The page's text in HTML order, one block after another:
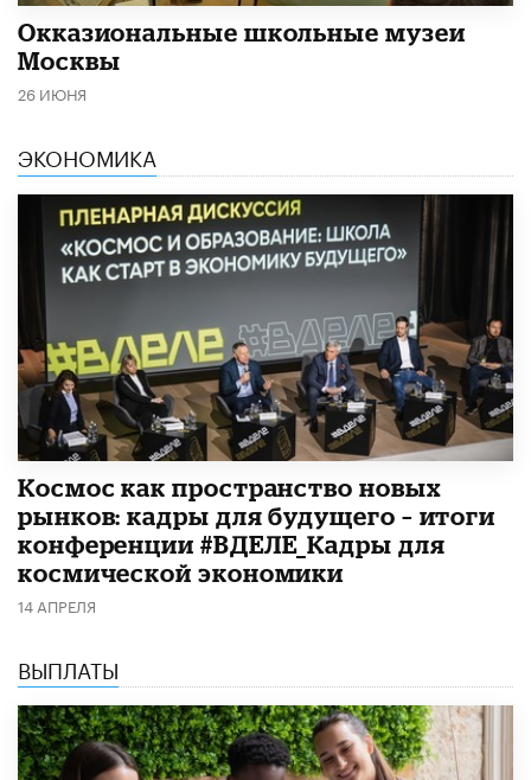
​Окказиональные школьные музеи
Москвы
26 ИЮНЯ
ЭКОНОМИКА
Космос как пространство новых
рынков: кадры для будущего – итоги
конференции #ВДЕЛЕ_Кадры для
космической экономики
14 АПРЕЛЯ
ВЫПЛАТЫ